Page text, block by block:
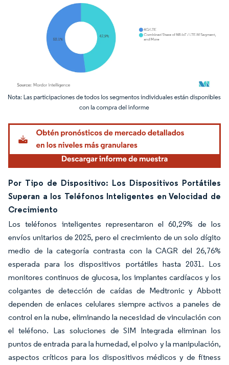
Imagen © Mordor Intelligence. El uso requiere atribución según CC BY 4.0.
Por Tipo de Dispositivo: Los Dispositivos Portátiles
Superan a los Teléfonos Inteligentes en Velocidad de
Crecimiento
Los teléfonos inteligentes representaron el 60,29% de los
envíos unitarios de 2025, pero el crecimiento de un solo dígito
medio de la categoría contrasta con la CAGR del 26,76%
esperada para los dispositivos portátiles hasta 2031. Los
monitores continuos de glucosa, los implantes cardíacos y los
colgantes de detección de caídas de Medtronic y Abbott
dependen de enlaces celulares siempre activos a paneles de
control en la nube, eliminando la necesidad de vinculación con
el teléfono. Las soluciones de SIM Integrada eliminan los
puntos de entrada para la humedad, el polvo y la manipulación,
aspectos críticos para los dispositivos médicos y de fitness